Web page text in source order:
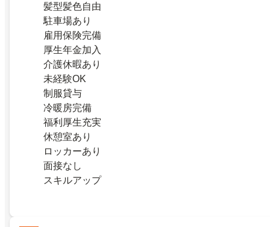
髪型髪色自由
駐車場あり
雇用保険完備
厚生年金加入
介護休暇あり
未経験OK
制服貸与
冷暖房完備
福利厚生充実
休憩室あり
ロッカーあり
面接なし
スキルアップ